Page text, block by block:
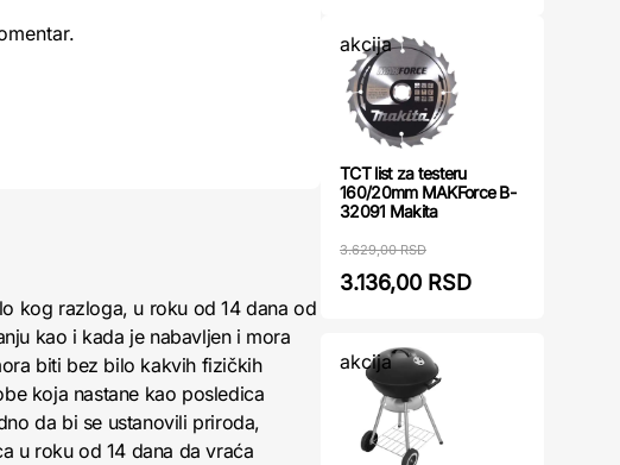
kog razloga, u roku od 14 dana od
kao i kada je nabavljen i mora
biti bez bilo kakvih fizičkih
koja nastane kao posledica
da bi se ustanovili priroda,
u roku od 14 dana da vraća
akcija
TCT list za testeru
160/20mm MAKForce B-
32091 Makita
3.629,00 RSD
3.136,00 RSD
akcija